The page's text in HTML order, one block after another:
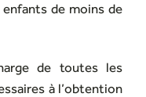
de moins de
de toutes les
à l’obtention